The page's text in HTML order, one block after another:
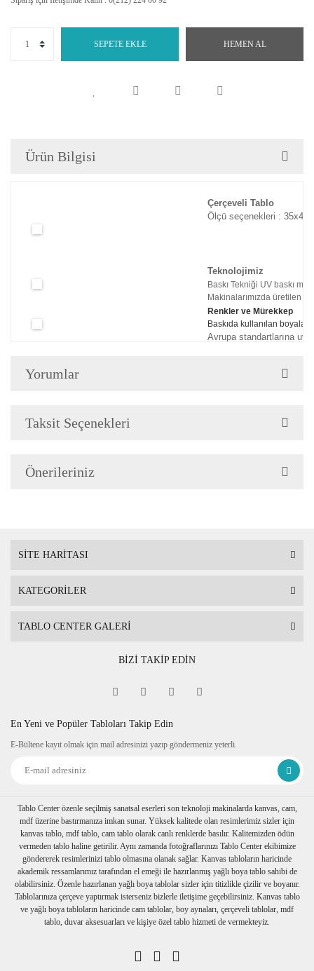
SEPETE EKLE HEMEN AL
Ürün Bilgisi
Çerçeveli Tablo
Ölçü seçenekleri :
Teknolojimiz
Baskı Tekniği UV baskı
Makinalarımızda üretilen
Renkler ve Mürekkep
Baskıda kullanılan
Avrupa standartlarına
Çerçeveli Tablolarınız
Yorumlar
Taksit Seçenekleri
Önerileriniz
SİTE HARİTASI
KATEGORİLER
TABLO CENTER GALERİ
BİZİ TAKİP EDİN
En Yeni ve Popüler Tabloları Takip Edin
E-Bültene kayıt olmak için mail adresinizi yazıp göndermeniz yeterli.
Tablo Center özenle seçilmiş sanatsal eserleri son teknoloji makinalarda kanvas, cam,
mdf üzerine bastırmanıza imkan sunar. Yüksek kalitede olan resimlerimiz sizler için
kanvas tablo, mdf tablo, cam tablo olarak canlı renklerde basılır. Kalitemizden ödün
vermeden tablo haline getirilir. Aynı zamanda fotoğraflarınızı Tablo Center ekibimize
göndererek resimlerinizi tablo olmasına olanak sağlar. Kanvas tabloların haricinde
akademik ressamlarımız tarafından el emeği ile hazırlanmış yağlı boya tablo sahibi de
olabilirsiniz. Özenle hazırlanan yağlı boya tablolar sizler için titizlikle çizilir ve boyanır.
Tablolarınıza çerçeve yaptırmak isterseniz bizlerle iletişime geçebilirsiniz. Kanvas tablo
ve yağlı boya tabloların haricinde cam tablolar, boy aynaları, çerçeveli tablolar, mdf
tablo, duvar aksesuarları ve kişiye özel tablo hizmeti de vermekteyiz.